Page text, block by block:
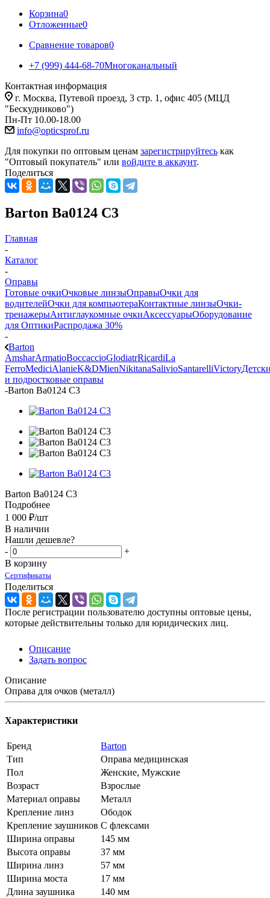
Корзина0
Отложенные0
Сравнение товаров0
+7 (999) 444-68-70Многоканальный
Контактная информация
г. Москва, Путевой проезд, 3 стр. 1, офис 405 (МЦД
"Бескудниково")
Пн-Пт 10.00-18.00
info@opticsprof.ru
Для покупки по оптовым ценам зарегистрируйтесь как
"Оптовый покупатель" или войдите в аккаунт.
Поделиться
Barton Ba0124 C3
Главная
-
Каталог
-
Оправы
Готовые очкиОчковые линзыОправыОчки для
водителейОчки для компьютераКонтактные линзыОчки-
тренажерыАнтиглаукомные очкиАксессуарыОборудование
для ОптикиРаспродажа 30%
-
Barton
AmsharArmatioBoccaccioGlodiatrRicardiLa
FerroMediciAlanieK&DMienNikitanaSalivioSantarelliVictory
и подростковые оправы
-Barton Ba0124 C3
Barton Ba0124 C3
Подробнее
1 000 ₽/шт
В наличии
Нашли дешевле?
-
+
В корзину
Сертификаты
Поделиться
После регистрации пользователю доступны оптовые цены,
которые действительны только для юридических лиц.
Описание
Задать вопрос
Описание
Оправа для очков (металл)
Характеристики
Бренд
Barton
Тип
Оправа медицинская
Пол
Женские, Мужские
Возраст
Взрослые
Материал оправы
Металл
Крепление линз
Ободок
Крепление заушников С флексами
Ширина оправы
145 мм
Высота оправы
37 мм
Ширина линз
57 мм
Ширина моста
17 мм
Длина заушника
140 мм